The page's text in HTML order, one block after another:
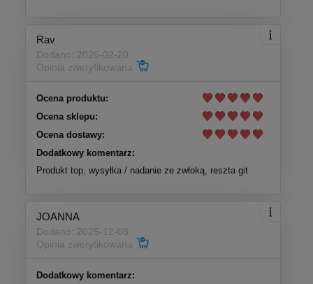
Rav
Dodano: 2026-02-20
Opinia zweryfikowana
Ocena produktu:
Ocena sklepu:
Ocena dostawy:
Dodatkowy komentarz:
Produkt top, wysyłka / nadanie ze zwłoką, reszta git
JOANNA
Dodano: 2025-12-08
Opinia zweryfikowana
Dodatkowy komentarz: